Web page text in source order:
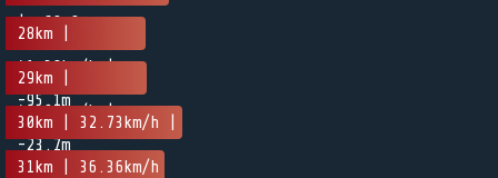
| -60.9m
28km |
41.38km/h |
-95.1m
29km |
40.91km/h |
-23.7m
30km | 32.73km/h |
-38.7m
31km | 36.36km/h